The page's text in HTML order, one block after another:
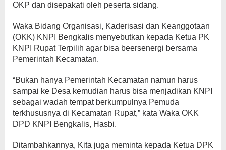
OKP dan disepakati oleh peserta sidang.
Waka Bidang Organisasi, Kaderisasi dan Keanggotaan
(OKK) KNPI Bengkalis menyebutkan kepada Ketua PK
KNPI Rupat Terpilih agar bisa beersenergi bersama
Pemerintah Kecamatan.
“Bukan hanya Pemerintah Kecamatan namun harus
sampai ke Desa kemudian harus bisa menjadikan KNPI
sebagai wadah tempat berkumpulnya Pemuda
terkhususnya di Kecamatan Rupat,” kata Waka OKK
DPD KNPI Bengkalis, Hasbi.
Ditambahkannya, Kita juga meminta kepada Ketua DPK